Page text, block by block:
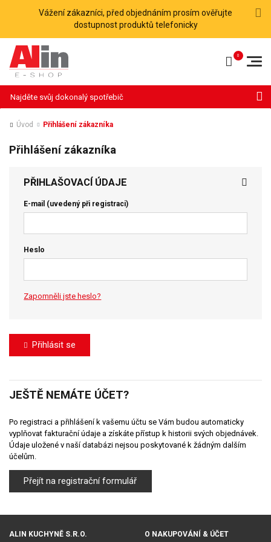
Vážení zákazníci, před objednáním prosím ověřujte
dostupnost produktů telefonicky
Úvod Přihlášení zákazníka
Přihlášení zákazníka
PŘIHLAŠOVACÍ ÚDAJE
E-mail (uvedený při registraci)
Heslo
Zapomněli jste heslo?
Přihlásit se
JEŠTĚ NEMÁTE ÚČET?
Po registraci a přihlášení k vašemu účtu se Vám budou automaticky
vyplňovat fakturační údaje a získáte přístup k historii svých objednávek.
Údaje uložené v naší databázi nejsou poskytované k žádným dalším
účelům.
Přejít na registrační formulář
ALIN KUCHYNĚ S.R.O. O NAKUPOVÁNÍ & ÚČET